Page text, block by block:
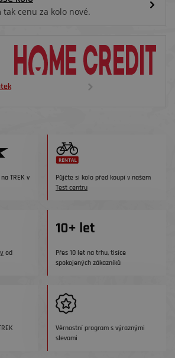
cenu za kolo nové.
TREK v
Půjčte si kolo před koupí v našem
Test centru
od
Přes 10 let na trhu, tisíce
spokojených zákazníků
Věrnostní program s výraznými
slevami